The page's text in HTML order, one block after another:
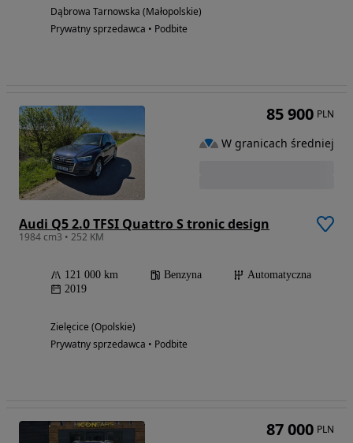
Dąbrowa Tarnowska (Małopolskie)
Prywatny sprzedawca • Podbite
Audi Q5 2.0 TFSI Quattro S tronic design
1984 cm3 • 252 KM
121 000 km Benzyna
Automatyczna
2019
Zielęcice (Opolskie)
Prywatny sprzedawca • Podbite
85 900 PLN
W granicach średniej
87 000 PLN